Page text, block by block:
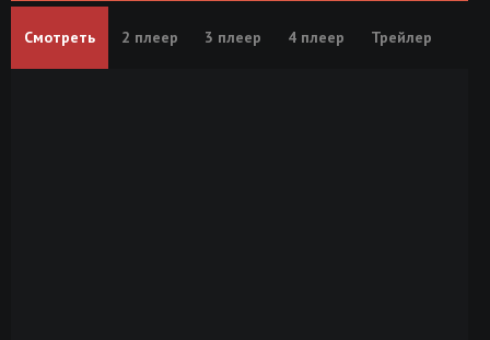
Смотреть 2 плеер 3 плеер 4 плеер Трейлер